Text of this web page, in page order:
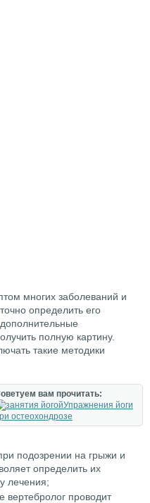
многих заболеваний и
определить его
полную картину.
такие методики
вам прочитать:
Упражнения йоги
остеохондрозе
подозрении на грыжи и
определить их
лечения;
вертебролог проводит